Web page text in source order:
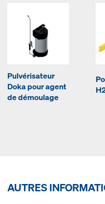
Pulvérisateur
Doka pour agent
de démoulage
AUTRES